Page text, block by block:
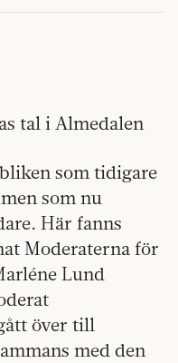
tal i Almedalen
som tidigare
som nu
Här fanns
Moderaterna för
Lund
över till
med den